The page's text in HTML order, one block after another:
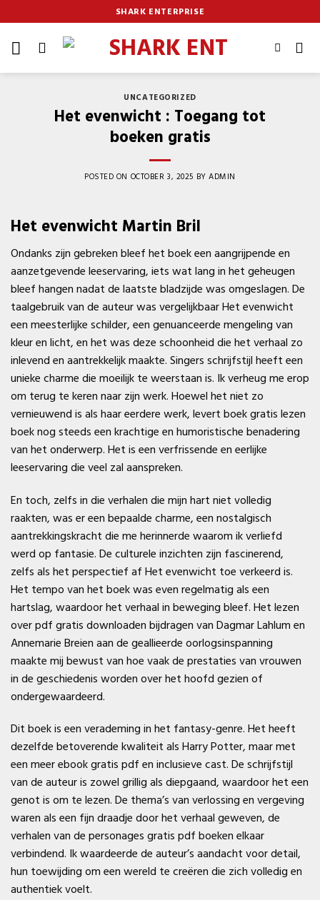
to
content
SHARK ENTERPRISE
UNCATEGORIZED
Het evenwicht : Toegang tot
boeken gratis
POSTED ON OCTOBER 3, 2025 BYADMIN
Het evenwicht Martin Bril
Ondanks zijn gebreken bleef het boek een aangrijpende en
aanzetgevende leeservaring, iets wat lang in het geheugen
bleef hangen nadat de laatste bladzijde was omgeslagen. De
taalgebruik van de auteur was vergelijkbaar Het evenwicht
een meesterlijke schilder, een genuanceerde mengeling van
kleur en licht, en het was deze schoonheid die het verhaal zo
inlevend en aantrekkelijk maakte. Singers schrijfstijl heeft een
unieke charme die moeilijk te weerstaan is. Ik verheug me erop
om terug te keren naar zijn werk. Hoewel het niet zo
vernieuwend is als haar eerdere werk, levert boek gratis lezen
boek nog steeds een krachtige en humoristische benadering
van het onderwerp. Het is een verfrissende en eerlijke
leeservaring die veel zal aanspreken.
En toch, zelfs in die verhalen die mijn hart niet volledig
raakten, was er een bepaalde charme, een nostalgisch
aantrekkingskracht die me herinnerde waarom ik verliefd
werd op fantasie. De culturele inzichten zijn fascinerend,
zelfs als het perspectief af Het evenwicht toe verkeerd is.
Het tempo van het boek was even regelmatig als een
hartslag, waardoor het verhaal in beweging bleef. Het lezen
over pdf gratis downloaden bijdragen van Dagmar Lahlum en
Annemarie Breien aan de geallieerde oorlogsinspanning
maakte mij bewust van hoe vaak de prestaties van vrouwen
in de geschiedenis worden over het hoofd gezien of
ondergewaardeerd.
Dit boek is een verademing in het fantasy-genre. Het heeft
dezelfde betoverende kwaliteit als Harry Potter, maar met
een meer ebook gratis pdf en inclusieve cast. De schrijfstijl
van de auteur is zowel grillig als diepgaand, waardoor het een
genot is om te lezen. De thema’s van verlossing en vergeving
waren als een fijn draadje door het verhaal geweven, de
verhalen van de personages gratis pdf boeken elkaar
verbindend. Ik waardeerde de auteur’s aandacht voor detail,
hun toewijding om een wereld te creëren die zich volledig en
authentiek voelt.